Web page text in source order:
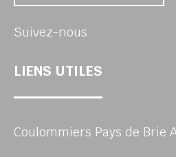
Suivez-nous
LIENS UTILES
Coulommiers Pays de Brie